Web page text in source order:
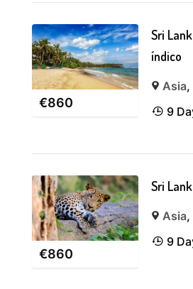
€860
Sri
índico
Asia,
9
€860
Sri
Asia,
9